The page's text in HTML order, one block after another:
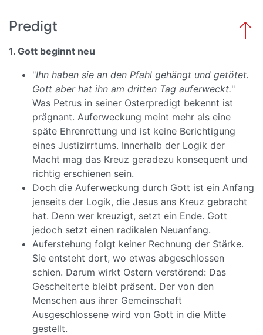
Predigt
1. Gott beginnt neu
"Ihn haben sie an den Pfahl gehängt und getötet.
Gott aber hat ihn am dritten Tag auferweckt."
Was Petrus in seiner Osterpredigt bekennt ist
prägnant. Auferweckung meint mehr als eine
späte Ehrenrettung und ist keine Berichtigung
eines Justizirrtums. Innerhalb der Logik der
Macht mag das Kreuz geradezu konsequent und
richtig erschienen sein.
Doch die Auferweckung durch Gott ist ein Anfang
jenseits der Logik, die Jesus ans Kreuz gebracht
hat. Denn wer kreuzigt, setzt ein Ende. Gott
jedoch setzt einen radikalen Neuanfang.
Auferstehung folgt keiner Rechnung der Stärke.
Sie entsteht dort, wo etwas abgeschlossen
schien. Darum wirkt Ostern verstörend: Das
Gescheiterte bleibt präsent. Der von den
Menschen aus ihrer Gemeinschaft
Ausgeschlossene wird von Gott in die Mitte
gestellt.